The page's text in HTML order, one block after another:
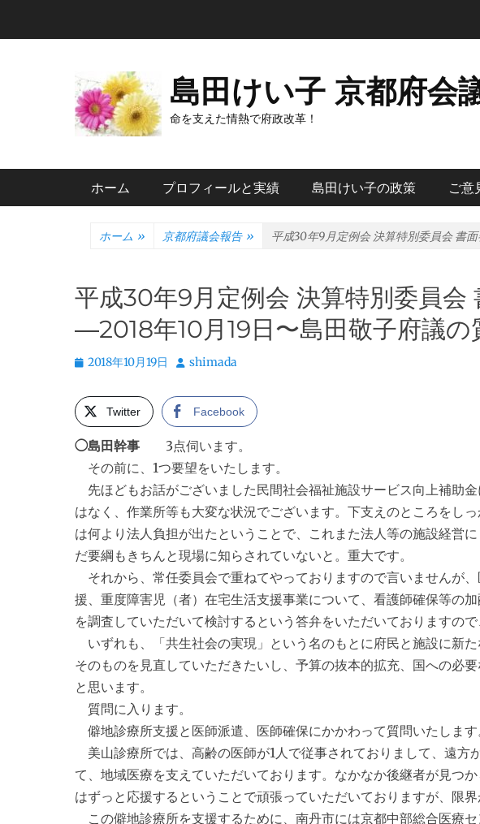
プ
島田けい子 京都府会
命を支えた情熱で府政改革！
メインメニュー
ホーム プロフィールと実績 島田けい子の政策 ご意
ホーム » 京都府議会報告 » 平成30年9月定例会 決算特別委員会 書
平成30年9月定例会 決算特別委員会
―2018年10月19日〜島田敬子府議の
投
日
2018年10月19日
投
者
shimada
Twitter Facebook
◯島田幹事 3点伺います。
その前に、1つ要望をいたします。
先ほどもお話がございました民間社会福祉施設サービス向上補助
はなく、作業所等も大変な状況でございます。下支えのところをし
は何より法人負担が出たということで、これまた法人等の施設経営
だ要綱もきちんと現場に知らされていないと。重大です。
それから、常任委員会で重ねてやっておりますので言いませんが
援、重度障害児（者）在宅生活支援事業について、看護師確保等の
を調査していただいて検討するという答弁をいただいておりますので
いずれも、「共生社会の実現」という名のもとに府民と施設に新
そのものを見直していただきたいし、予算の抜本的拡充、国への必
と思います。
質問に入ります。
僻地診療所支援と医師派遣、医師確保にかかわって質問いたします
美山診療所では、高齢の医師が1人で従事されておりまして、遠方
て、地域医療を支えていただいております。なかなか後継者が見つ
はずっと応援するということで頑張っていただいておりますが、限界
この僻地診療所を支援するために、南丹市には京都中部総合医療